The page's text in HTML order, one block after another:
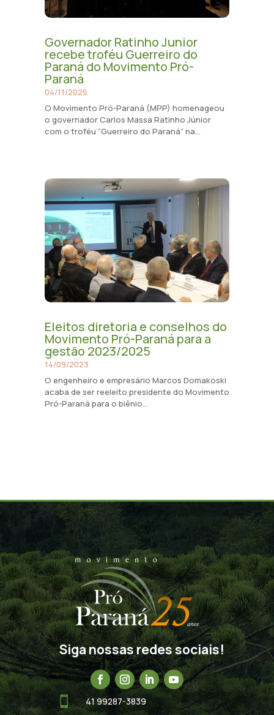
Governador Ratinho Junior
recebe troféu Guerreiro do
Paraná do Movimento Pró-
Paraná
04/11/2025
O Movimento Pró-Paraná (MPP) homenageou
o governador Carlos Massa Ratinho Júnior
com o troféu “Guerreiro do Paraná” na...
Eleitos diretoria e conselhos do
Movimento Pró-Paraná para a
gestão 2023/2025
14/09/2023
O engenheiro e empresário Marcos Domakoski
acaba de ser reeleito presidente do Movimento
Pró-Paraná para o biênio...
Siga nossas redes sociais!
 41 99287-3839